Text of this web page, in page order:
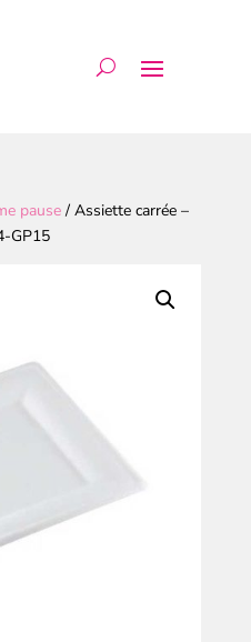
pause/ Assiette carrée –
GP15